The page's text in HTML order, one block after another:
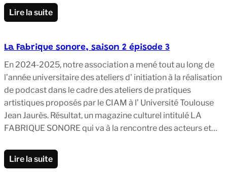
Lire la suite
La Fabrique sonore, saison 2 épisode 3
En 2024-2025, notre association a mené tout au long de
l’année universitaire des ateliers d’ initiation à la réalisation
de podcast dans le cadre des ateliers de pratiques
artistiques proposés par le CIAM à l’ Université Toulouse
Jean Jaurès. Résultat, un magazine culturel intitulé LA
FABRIQUE SONORE qui va à la rencontre des acteurs et…
Lire la suite